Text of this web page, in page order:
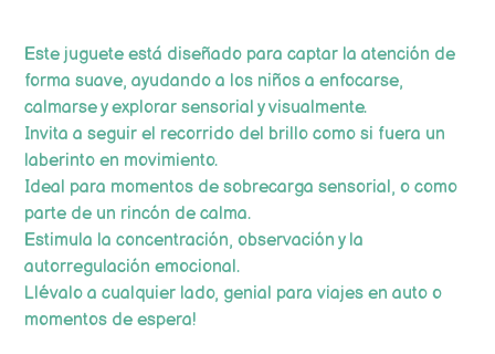
Este juguete está diseñado para captar la atención de
forma suave, ayudando a los niños a enfocarse,
calmarse y explorar sensorial y visualmente.
Invita a seguir el recorrido del brillo como si fuera un
laberinto en movimiento.
Ideal para momentos de sobrecarga sensorial, o como
parte de un rincón de calma.
Estimula la concentración, observación y la
autorregulación emocional.
Llévalo a cualquier lado, genial para viajes en auto o
momentos de espera!